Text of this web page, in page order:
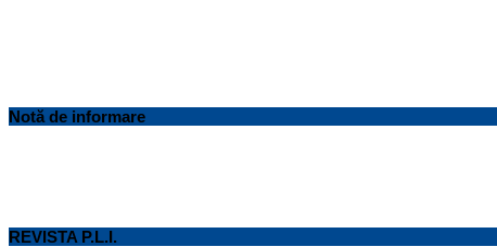
Notă de informare
REVISTA P.L.I.